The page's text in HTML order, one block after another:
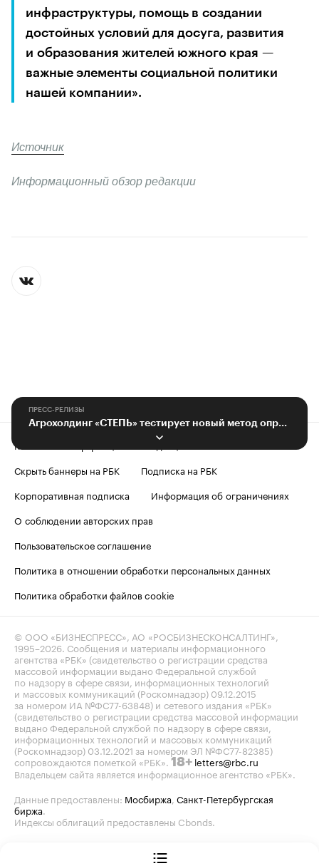
инфраструктуры, помощь в создании
достойных условий для досуга, развития
и образования жителей южного края —
важные элементы социальной политики
нашей компании».
Источник
Информационный обзор редакции
ПРЕСС-РЕЛИЗЫ
Контактная информация
Редакция
Скрыть баннеры на РБК
Подписка на РБК
Корпоративная подписка
Информация об ограничениях
О соблюдении авторских прав
Пользовательское соглашение
Политика в отношении обработки персональных данных
Политика обработки файлов cookie
© ООО «БИЗНЕСПРЕСС», АО «РОСБИЗНЕСКОНСАЛТИНГ»,
1995–2026 . Сообщения и материалы информационного
агентства «РБК» (свидетельство о регистрации средства
массовой информации выдано Федеральной службой
по надзору в сфере связи, информационных технологий
и массовых коммуникаций (Роскомнадзор) 09.12.2015
за номером ИА №ФС77-63848) и сетевого издания «РБК»
(свидетельство о регистрации средства массовой информации
выдано Федеральной службой по надзору в сфере связи,
информационных технологий и массовых коммуникаций
(Роскомнадзор) 03.12.2021 за номером ЭЛ №ФС77-82385)
сопровождаются пометкой «РБК». 18+ letters@rbc.ru
Владельцем сайта является информационное агентство «РБК».
Данные предоставлены: Мосбиржа Санкт-Петербургская
биржа
Индексы облигаций предоставлены Cbonds.